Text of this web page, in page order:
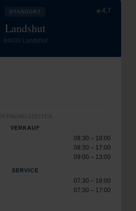
★4,7
STANDORT
Landshut
84030 Landshut
ÖFFNUNGSZEITEN
VERKAUF
08:30 – 18:00
08:30 – 17:00
09:00 – 13:00
SERVICE
07:30 – 18:00
07:30 – 17:00